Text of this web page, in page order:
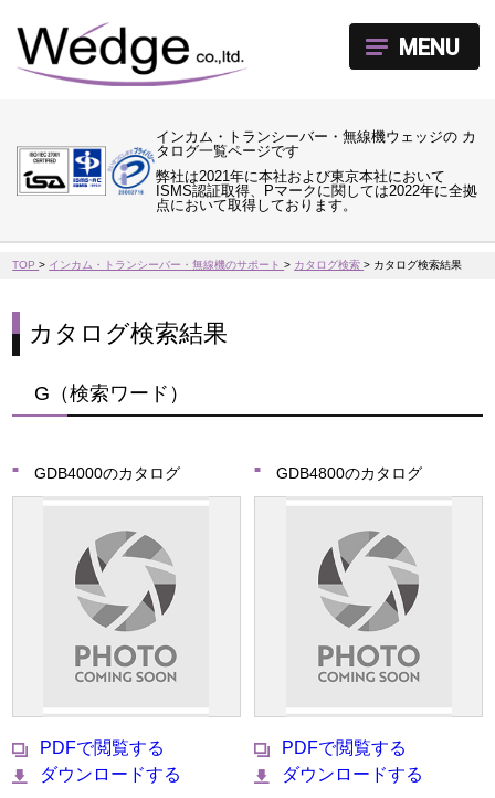
インカム・トランシーバー・無線機ウェッジの カ
タログ一覧ページです
弊社は2021年に本社および東京本社において
ISMS認証取得、Pマークに関しては2022年に全拠
点において取得しております。
MENU
TOP> インカム・トランシーバー・無線機のサポート> カタログ検索> カタログ検索結果
カタログ検索結果
G（検索ワード）
GDB4000のカタログ
PDFで閲覧する
ダウンロードする
GDB4800のカタログ
PDFで閲覧する
ダウンロードする